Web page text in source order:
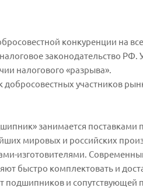
конкуренции на
законодательство РФ.
налогового «разрыва».
участников
занимается
мировых и российских
изготовителями.
быстро комплектовать и
подшипников и сопутствующей